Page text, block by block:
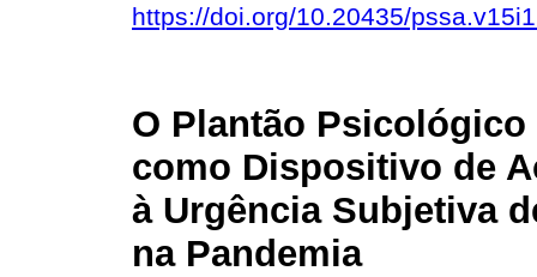
https://doi.org/10.20435/
O Plantão Psicológico
como Dispositivo de
à Urgência Subjetiva
na Pandemia